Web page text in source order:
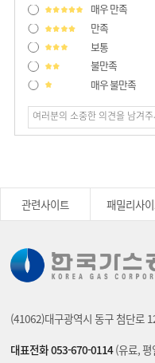
매우 만족
만족
보통
불만족
매우 불만족
관련사이트 패밀리사
(41062)대구광역시 동구 첨단로
대표전화 053-670-0114(유료, 평